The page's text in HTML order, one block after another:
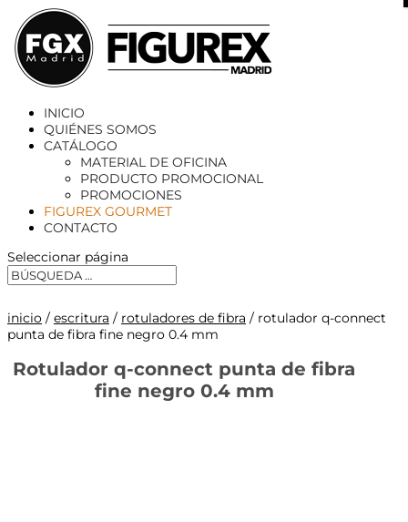
INICIO
QUIÉNES SOMOS
CATÁLOGO
MATERIAL DE OFICINA
PRODUCTO PROMOCIONAL
PROMOCIONES
FIGUREX GOURMET
CONTACTO
Seleccionar página
inicio / escritura / rotuladores de fibra / rotulador q-connect
punta de fibra fine negro 0.4 mm
Rotulador q-connect punta de fibra
fine negro 0.4 mm